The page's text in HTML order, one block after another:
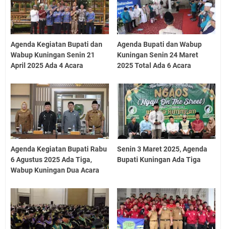
Agenda Kegiatan Bupati dan
Wabup Kuningan Senin 21
April 2025 Ada 4 Acara
Agenda Bupati dan Wabup
Kuningan Senin 24 Maret
2025 Total Ada 6 Acara
Agenda Kegiatan Bupati Rabu
6 Agustus 2025 Ada Tiga,
Wabup Kuningan Dua Acara
Senin 3 Maret 2025, Agenda
Bupati Kuningan Ada Tiga